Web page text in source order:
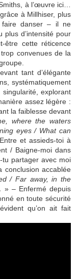
à l’œuvre ici…
à Millhiser, plus
faire danser – il ne
plus d’intensité pour
être cette réticence
convenues de la
tant d’élégante
systématiquement
explorant
assez légère :
la faiblesse devant
where the waters
eyes / What can
et assieds-toi à
/ Baigne-moi dans
tu partager avec moi
accablée
/ Far away, in the
» – Enfermé depuis
en toute sécurité
qu’on ait fait